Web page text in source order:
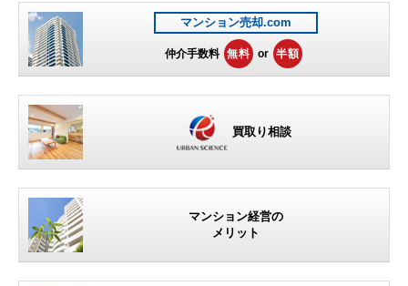
マンション売却.com
仲介手数料 無料 or 半額
買取り相談
マンション経営の
メリット